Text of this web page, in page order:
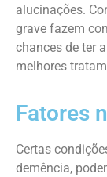
alucinações.
grave fazem
chances de ter
melhores
Fatores
Certas
demência,